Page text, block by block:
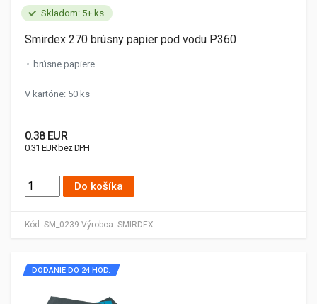
Skladom: 5+ ks
Kód: SM_0239 Výrobca: SMIRDEX
Smirdex 270 brúsny papier pod vodu P360
brúsne papiere
V kartóne: 50 ks
0.38 EUR
0.31 EUR bez DPH
Do košíka
DODANIE DO 24 HOD.